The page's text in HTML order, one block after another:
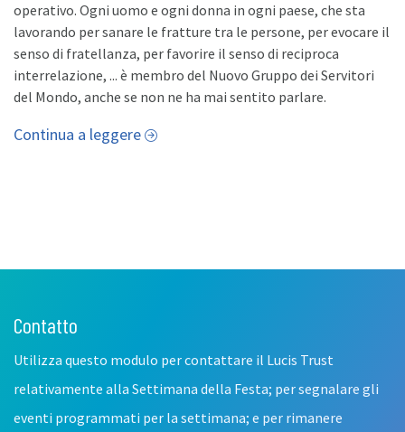
operativo. Ogni uomo e ogni donna in ogni paese, che sta
lavorando per sanare le fratture tra le persone, per evocare il
senso di fratellanza, per favorire il senso di reciproca
interrelazione, ... è membro del Nuovo Gruppo dei Servitori
del Mondo, anche se non ne ha mai sentito parlare.
Continua a leggere
Leave
field
Contatto
Utilizza questo modulo per contattare il Lucis Trust
relativamente alla Settimana della Festa; per segnalare gli
eventi programmati per la settimana; e per rimanere